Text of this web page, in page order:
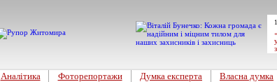
Аналітика Фоторепортажи Думка експерта Власна думка